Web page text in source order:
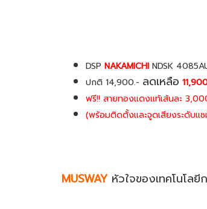
DSP NAKAMICHI NDSK
ปกติ 14,900.- ลดเหลือ
ฟรี!! สายทองแดงแท้เส้นละ
(พร้อมติดตั้งและจูดเสียงระดับเเช
MUSWAYหัวใจของเทคโนโลยี